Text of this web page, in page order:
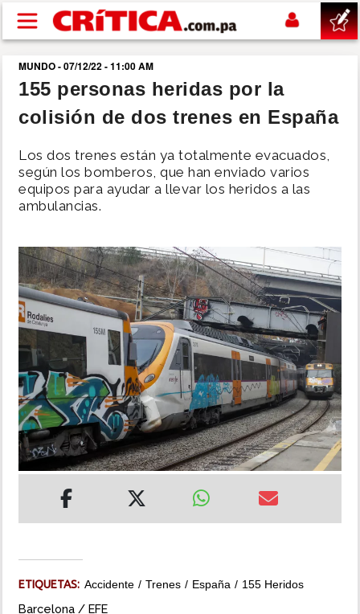
Pasar al contenido principal
buscar
SUCESOS
NACIONAL
POLÍTICA
SHOW
DEPORTES
MUNDO
INSÓLITAS
MULTIMEDIA
MUNDO - 07/12/22 - 11:00 AM
155 personas heridas por la
colisión de dos trenes en España
Los dos trenes están ya totalmente evacuados,
según los bomberos, que han enviado varios
equipos para ayudar a llevar los heridos a las
ambulancias.
ETIQUETAS: Accidente Trenes España 155 Heridos
Barcelona / EFE